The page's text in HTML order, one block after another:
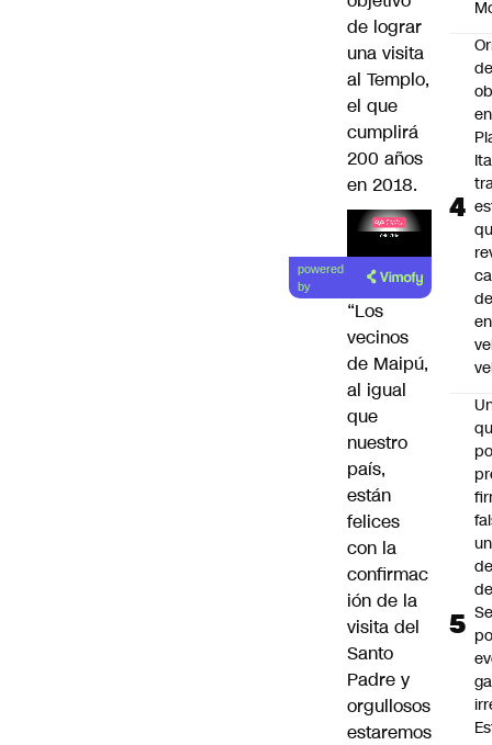
de lograr
una visita
al Templo,
el que
cumplirá
200 años
en 2018.
powered
by
“Los
vecinos
de Maipú,
al igual
que
nuestro
país,
están
felices
con la
confirmac
ión de la
visita del
Santo
Padre y
orgullosos
estaremos
en
en